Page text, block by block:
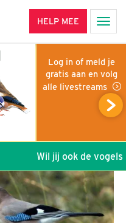
HELP MEE
Log in of meld je
gratis aan en volg
alle livestreams
Wil jij ook de vogels